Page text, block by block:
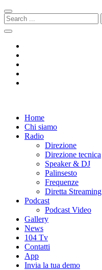
Skip
to
navigation
Skip
to
content
Search
for:
Radio 104
Like It !Home
Chi siamo
Radio
Direzione
Direzione tecnica
Speaker & DJ
Palinsesto
Frequenze
Diretta Streaming
Podcast
Podcast Video
Gallery
News
104 Tv
Contatti
App
Invia la tua demo